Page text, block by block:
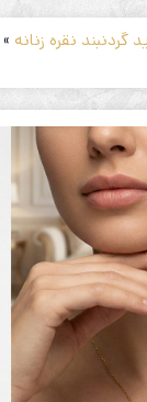
گردنبند نقره زنانه »